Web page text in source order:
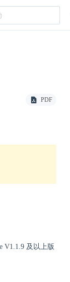
PDF
V1.1.9 及以上版